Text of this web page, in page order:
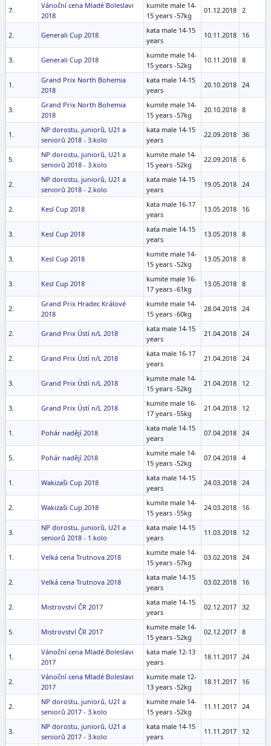
7.
Vánoční cena Mladé Boleslavi
2018
kumite male 14-
15 years -57kg
01.12.2018 2
2. Generali Cup 2018
kata male 14-15
years
10.11.2018 16
3. Generali Cup 2018
kumite male 14-
15 years -52kg
10.11.2018 8
1.
Grand Prix North Bohemia
2018
kata male 14-15
years
20.10.2018 24
3.
Grand Prix North Bohemia
2018
kumite male 14-
15 years -57kg
20.10.2018 8
1.
NP dorostu, juniorů, U21 a
seniorů 2018 - 3.kolo
kata male 14-15
years
22.09.2018 36
5.
NP dorostu, juniorů, U21 a
seniorů 2018 - 3.kolo
kumite male 14-
15 years -52kg
22.09.2018 6
2.
NP dorostu, juniorů, U21 a
seniorů 2018 - 2.kolo
kata male 14-15
years
19.05.2018 24
2. Kesl Cup 2018
kata male 16-17
years
13.05.2018 16
3. Kesl Cup 2018
kata male 14-15
years
13.05.2018 8
3. Kesl Cup 2018
kumite male 14-
15 years -52kg
13.05.2018 8
3. Kesl Cup 2018
kumite male 16-
17 years -61kg
13.05.2018 8
2.
Grand Prix Hradec Králové
2018
kumite male 14-
15 years -60kg
28.04.2018 24
2. Grand Prix Ústí n/L 2018
kata male 14-15
years
21.04.2018 24
2. Grand Prix Ústí n/L 2018
kata male 16-17
years
21.04.2018 24
3. Grand Prix Ústí n/L 2018
kumite male 14-
15 years -52kg
21.04.2018 12
3. Grand Prix Ústí n/L 2018
kumite male 16-
17 years -55kg
21.04.2018 12
1. Pohár nadějí 2018
kata male 14-15
years
07.04.2018 24
5. Pohár nadějí 2018
kumite male 14-
15 years -52kg
07.04.2018 4
1. Wakizaši Cup 2018
kata male 14-15
years
24.03.2018 24
2. Wakizaši Cup 2018
kumite male 14-
15 years -55kg
24.03.2018 16
3.
NP dorostu, juniorů, U21 a
seniorů 2018 - 1.kolo
kata male 14-15
years
11.03.2018 12
1. Velká cena Trutnova 2018
kumite male 14-
15 years -57kg
03.02.2018 24
2. Velká cena Trutnova 2018
kata male 14-15
years
03.02.2018 16
2. Mistrovství ČR 2017
kata male 14-15
years
02.12.2017 32
5. Mistrovství ČR 2017
kumite male 14-
15 years -52kg
02.12.2017 8
1.
Vánoční cena Mladé Boleslavi
2017
kata male 12-13
years
18.11.2017 24
2.
Vánoční cena Mladé Boleslavi
2017
kumite male 12-
13 years -52kg
18.11.2017 16
2.
NP dorostu, juniorů, U21 a
seniorů 2017 - 3.kolo
kumite male 14-
15 years -52kg
11.11.2017 24
3.
NP dorostu, juniorů, U21 a
seniorů 2017 - 3.kolo
kata male 14-15
years
11.11.2017 12